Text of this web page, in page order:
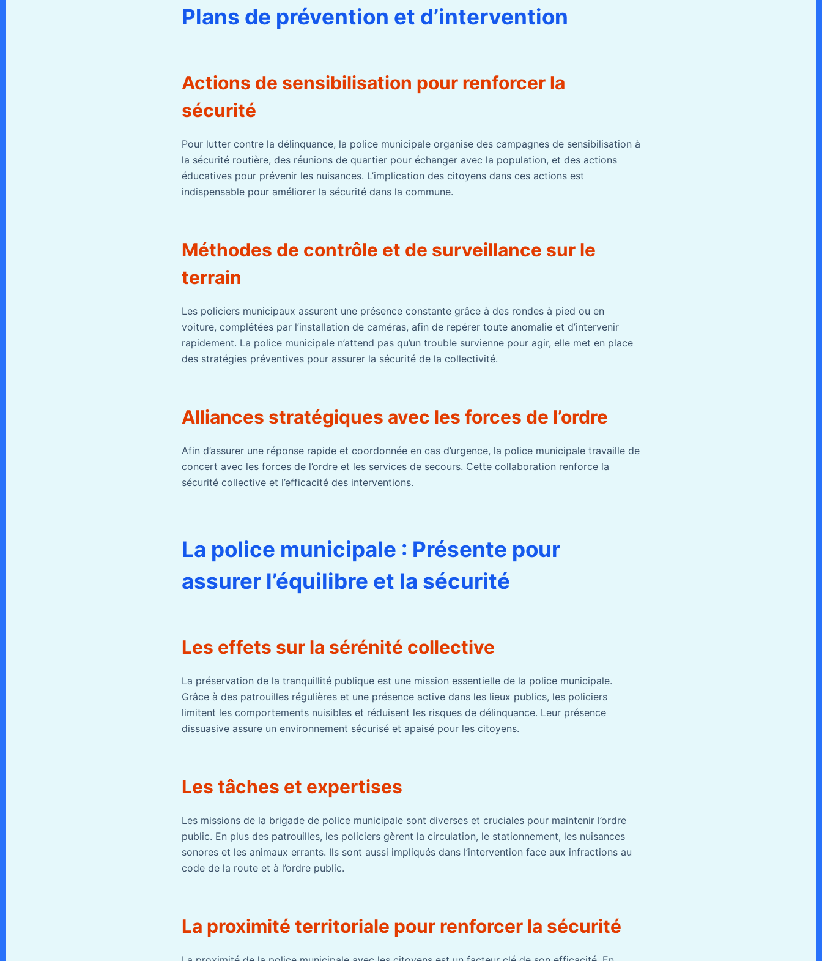
Plans de prévention et d’intervention
Actions de sensibilisation pour renforcer la
sécurité
Pour lutter contre la délinquance, la police municipale organise des campagnes de sensibilisation à
la sécurité routière, des réunions de quartier pour échanger avec la population, et des actions
éducatives pour prévenir les nuisances. L’implication des citoyens dans ces actions est
indispensable pour améliorer la sécurité dans la commune.
Méthodes de contrôle et de surveillance sur le
terrain
Les policiers municipaux assurent une présence constante grâce à des rondes à pied ou en
voiture, complétées par l’installation de caméras, afin de repérer toute anomalie et d’intervenir
rapidement. La police municipale n’attend pas qu’un trouble survienne pour agir, elle met en place
des stratégies préventives pour assurer la sécurité de la collectivité.
Alliances stratégiques avec les forces de l’ordre
Afin d’assurer une réponse rapide et coordonnée en cas d’urgence, la police municipale travaille de
concert avec les forces de l’ordre et les services de secours. Cette collaboration renforce la
sécurité collective et l’efficacité des interventions.
La police municipale : Présente pour
assurer l’équilibre et la sécurité
Les effets sur la sérénité collective
La préservation de la tranquillité publique est une mission essentielle de la police municipale.
Grâce à des patrouilles régulières et une présence active dans les lieux publics, les policiers
limitent les comportements nuisibles et réduisent les risques de délinquance. Leur présence
dissuasive assure un environnement sécurisé et apaisé pour les citoyens.
Les tâches et expertises
Les missions de la brigade de police municipale sont diverses et cruciales pour maintenir l’ordre
public. En plus des patrouilles, les policiers gèrent la circulation, le stationnement, les nuisances
sonores et les animaux errants. Ils sont aussi impliqués dans l’intervention face aux infractions au
code de la route et à l’ordre public.
La proximité territoriale pour renforcer la sécurité